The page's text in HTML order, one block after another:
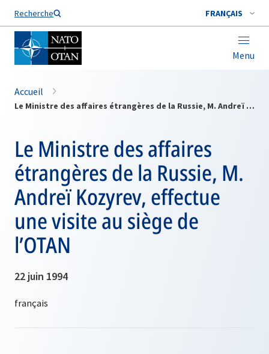
Recherche FRANÇAIS
Menu
Nom de famille*
Accueil
Le Ministre des affaires étrangères de la Russie, M. Andreï Kozyrev, effectue une visite au siège de l’OTAN
Le Ministre des affaires
étrangères de la Russie, M.
Andreï Kozyrev, effectue
une visite au siège de
l’OTAN
22 juin 1994